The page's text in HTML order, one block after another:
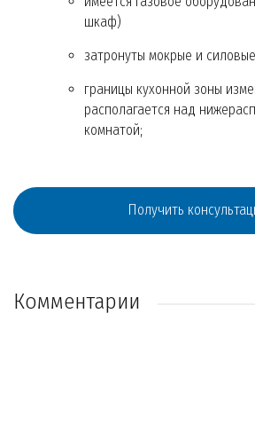
шкаф)
затронуты мокрые и
границы кухонной зоны
располагается над
комнатой;
Получить
Комментарии